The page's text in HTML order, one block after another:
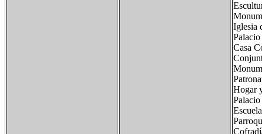
Iglesia
Casa
Hogar